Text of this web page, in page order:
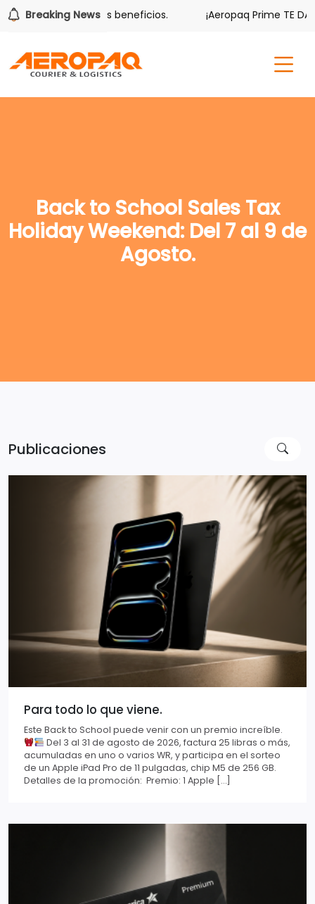
Breaking News
tiene sus beneficios. ¡Aeropaq Prime TE DA MÁS!
Back to School Sales Tax
Holiday Weekend: Del 7 al 9 de
Agosto.
Publicaciones
Para todo lo que viene.
Este Back to School puede venir con un premio increíble.
Del 3 al 31 de agosto de 2026, factura 25 libras o más,
acumuladas en uno o varios WR, y participa en el sorteo
de un Apple iPad Pro de 11 pulgadas, chip M5 de 256 GB.
Detalles de la promoción: Premio: 1 Apple […]